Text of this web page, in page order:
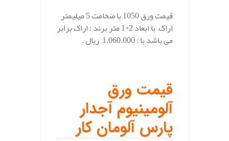
قیمت ورق 1050 با ضخامت 5 میلیمتر
اراک با ابعاد 2*1 متر برند : اراک برابر
می باشد با : 1.060.000 ریال .
قیمت ورق
آلومینیوم آجدار
پارس آلومان کار